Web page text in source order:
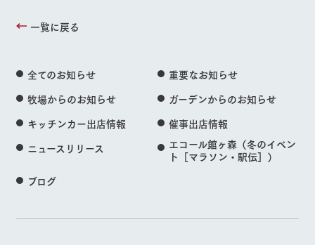
一覧に戻る
全てのお知らせ
重要なお知らせ
牧場からのお知らせ
ガーデンからのお知らせ
キッチンカー出店情報
催事出店情報
ニュースリリース
エコール館ヶ森（冬のイベン
ト［マラソン・駅伝］）
ブログ